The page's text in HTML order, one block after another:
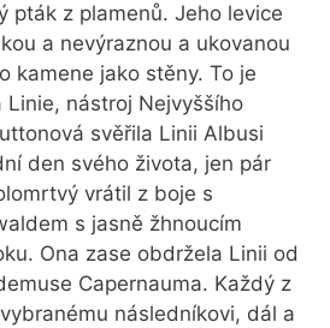
pták z plamenů. Jeho levice
a nevýraznou a ukovanou
kamene jako stěny. To je
Linie, nástroj Nejvyššího
svěřila Linii Albusi
den svého života, jen pár
vrátil z boje s
s jasně žhnoucím
Ona zase obdržela Linii od
Capernauma. Každý z
následníkovi, dál a